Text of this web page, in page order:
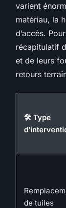
varient
matériau, la
d’accès.
récapitulatif
et de leurs
retours
🛠️ Type
de tuiles